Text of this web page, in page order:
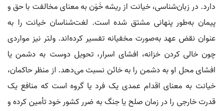
دارد. در زبان‌شناسی، خیانت از ریشه خَوَن به معنای مخالفت با حق و
پیمان به‌طور پنهانی مشتق شده است. لغت‌شناسان خیانت را به
عنوان نقض عهد به‌صورت مخفیانه تفسیر کرده‌اند. ولتر نیز مواردی
چون خالی کردن خزانه، افشای اسرار، تحویل دوست به دشمن یا
افشای محل او به دشمن را به خائن نسبت می‌دهد. از منظر حاکمان،
خیانت به معنای اقدام عمدی یک فرد یا گروه است که منافع یک
قدرت خارجی را در زمان صلح یا جنگ به ضرر کشور خود تأمین کرده و